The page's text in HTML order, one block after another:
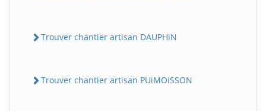
Trouver chantier artisan DAUPHiN
Trouver chantier artisan PUiMOiSSON